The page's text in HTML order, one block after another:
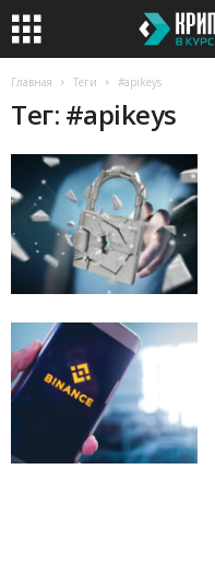
Главная Теги #apikeys
Тег: #apikeys